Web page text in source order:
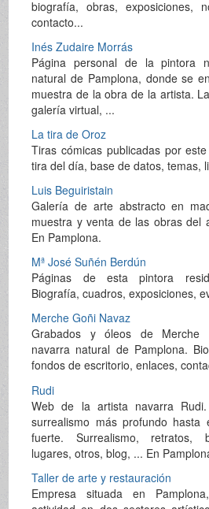
biografía, obras, exposiciones,
contacto...
Inés Zudaire Morrás
Página personal de la pintora
natural de Pamplona, donde se
muestra de la obra de la artista.
galería virtual, ...
La tira de Oroz
Tiras cómicas publicadas por
tira del día, base de datos, temas,
Luis Beguiristain
Galería de arte abstracto en
muestra y venta de las obras del
En Pamplona.
Mª José Suñén Berdún
Páginas de esta pintora
Biografía, cuadros, exposiciones,
Merche Goñi Navaz
Grabados y óleos de Merche
navarra natural de Pamplona.
fondos de escritorio, enlaces,
Rudi
Web de la artista navarra
surrealismo más profundo hasta
fuerte. Surrealismo, retratos,
lugares, otros, blog, ... En
Taller de arte y restauración
Empresa situada en